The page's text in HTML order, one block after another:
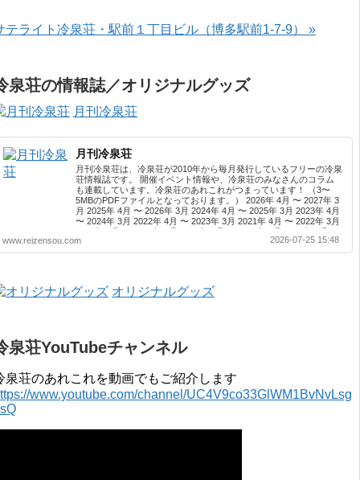
テライト冷泉荘・駅前１丁目ビル（博多駅前1-7-9） »
泉荘の情報誌／オリジナルグッズ
月刊冷泉荘
月刊冷泉荘
月刊冷泉荘は、冷泉荘が2010年から毎月発行しているフリーの冷泉
荘情報誌です。 開催イベント情報や、冷泉荘のみなさんのコラム
も連載しています。冷泉荘のあれこれがつまっています！ （3〜
5MBのPDFファイルとなっております。） 2026年 4月 〜 2027年 3
月 2025年 4月 〜 2026年 3月 2024年 4月 〜 2025年 3月 2023年 4月
〜 2024年 3月 2022年 4月 〜 2023年 3月 2021年 4月 〜 2022年 3月
2020年 4月 〜 2021年 3月 2019年 4月 〜 2020年 3月 2018年 4月 〜
2019年 3月 2017年 4月 〜 2018年 3月 2016年 4月 〜 2017年 3月
2015年 4月 〜 2016年 3月 2014年 4月 〜 2015年 3月 2013...
www.reizensou.com 2026-07-25 15:48
オリジナルグッズ
泉荘YouTubeチャンネル
泉荘のあれこれを動画でもご紹介します
www.youtube.com/channel/UC4V9co33GlWM1BvNvLsg